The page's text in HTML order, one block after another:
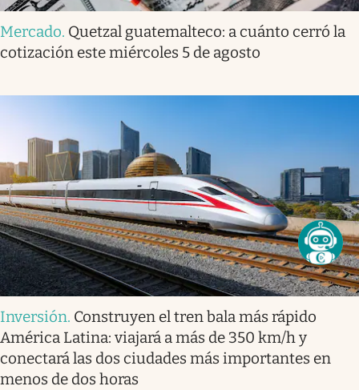
Mercado. Quetzal guatemalteco: a cuánto cerró la
cotización este miércoles 5 de agosto
Inversión. Construyen el tren bala más rápido
América Latina: viajará a más de 350 km/h y
conectará las dos ciudades más importantes en
menos de dos horas